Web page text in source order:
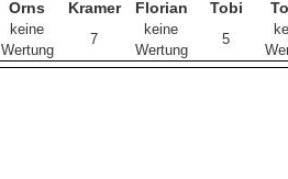
Orns Kramer Florian Tobi
keine
Wertung
7
keine
Wertung
5